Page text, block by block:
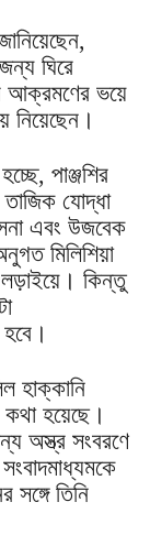
ঘিরে
আক্রমণের ভয়ে
নিয়েছেন।
পাঞ্জশির
যোদ্ধা
এবং উজবেক
মিলিশিয়া
লড়াইয়ে। কিন্তু
হাক্কানি
কথা হয়েছে।
অস্ত্র সংবরণে
সঙ্গে তিনি